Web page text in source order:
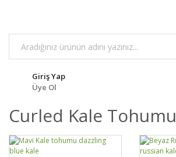
Giriş Yap
Üye Ol
Curled Kale Tohumu